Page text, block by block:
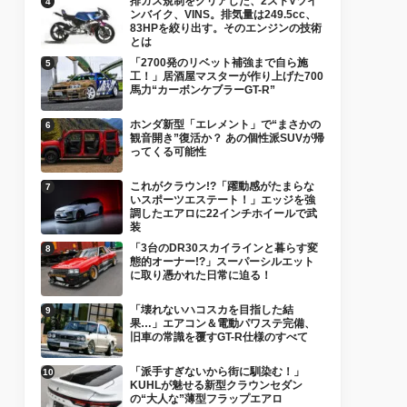
ンバイク、VINS。排気量は249.5cc、
83HPを絞り出す。そのエンジンの技術
とは
「2700発のリベット補強まで自ら施
工！」居酒屋マスターが作り上げた700
馬力“カーボンケブラーGT-R”
ホンダ新型「エレメント」で“まさかの
観音開き”復活か？ あの個性派SUVが帰
ってくる可能性
これがクラウン!?「躍動感がたまらな
いスポーツエステート！」エッジを強
調したエアロに22インチホイールで武
装
「3台のDR30スカイラインと暮らす変
態的オーナー!?」スーパーシルエット
に取り憑かれた日常に迫る！
「壊れないハコスカを目指した結
果…」エアコン＆電動パワステ完備、
旧車の常識を覆すGT-R仕様のすべて
「派手すぎないから街に馴染む！」
KUHLが魅せる新型クラウンセダン
の“大人な”薄型フラップエアロ